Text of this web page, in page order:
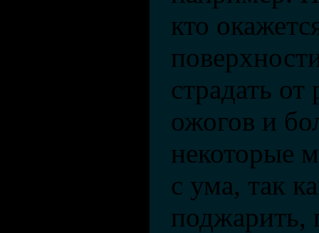
кто
страдать
ожогов и
некоторые
с ума, так
поджарить,